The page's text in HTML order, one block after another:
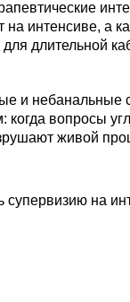
на интенсиве, а
для длительной
и небанальные
когда вопросы
живой
супервизию на